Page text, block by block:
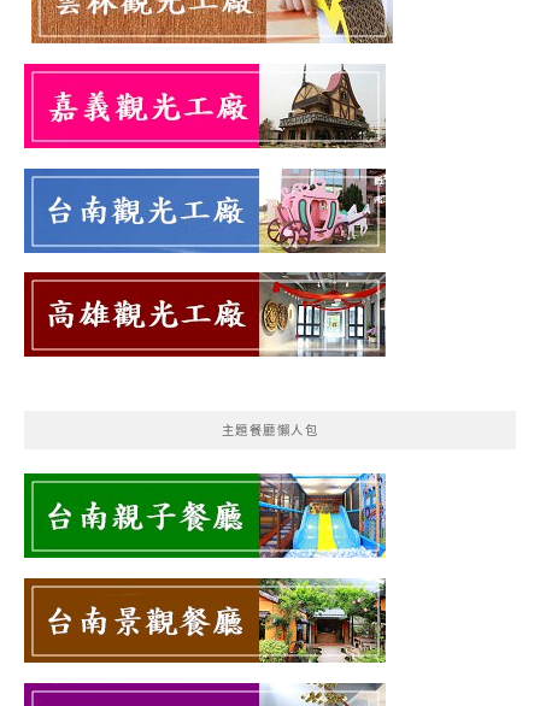
主題餐廳懶人包